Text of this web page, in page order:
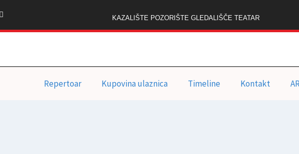
KAZALIŠTE POZORIŠTE GLEDALIŠČE TEATAR
Repertoar Kupovina ulaznica Timeline Kontakt